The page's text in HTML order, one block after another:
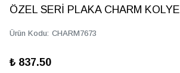
ÖZEL SERİ PLAKA CHARM KOLYE
Ürün Kodu: CHARM7673
₺ 837.50